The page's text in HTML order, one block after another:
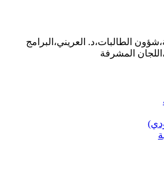
الطالبات،د. العريني،البرامج
المشرفة